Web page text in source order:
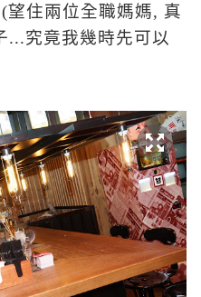
望住兩位全職媽媽, 真
...究竟我幾時先可以